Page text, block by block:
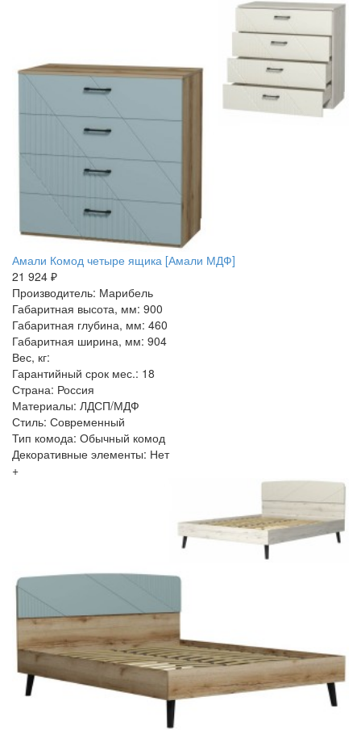
Амали Комод четыре ящика [Амали МДФ]
21 924 ₽
Производитель: Марибель
Габаритная высота, мм: 900
Габаритная глубина, мм: 460
Габаритная ширина, мм: 904
Вес, кг:
Гарантийный срок мес.: 18
Страна: Россия
Материалы: ЛДСП/МДФ
Стиль: Современный
Тип комода: Обычный комод
Декоративные элементы: Нет
+